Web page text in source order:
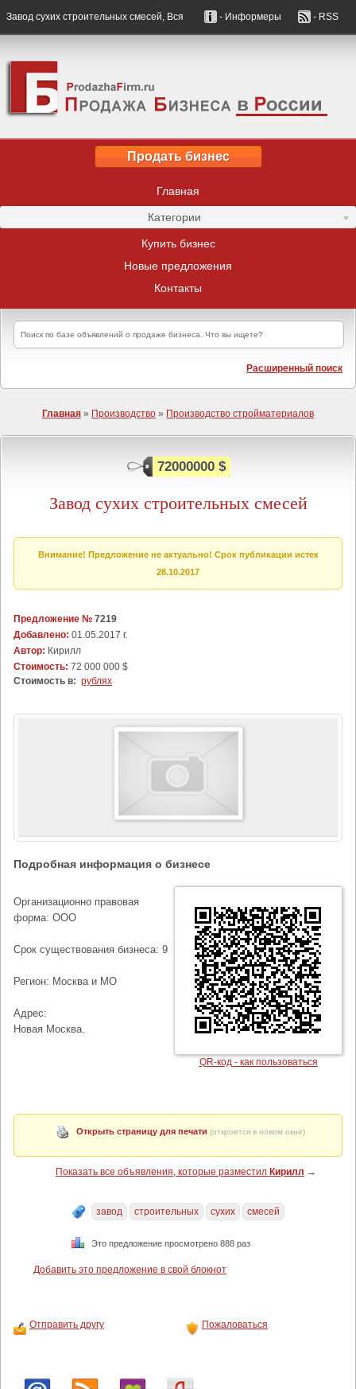
Завод сухих строительных смесей, Вся - Информеры - RSS
Продать бизнес
Главная
Категории
Купить бизнес
Новые предложения
Контакты
Расширенный поиск
Главная » Производство » Производство стройматериалов
72000000 $
Завод сухих строительных смесей
Внимание! Предложение не актуально! Срок публикации истек
28.10.2017
Предложение № 7219
Добавлено: 01.05.2017 г.
Автор: Кирилл
Стоимость: 72 000 000 $
Стоимость в: рублях
Подробная информация о бизнесе
QR-код - как пользоваться
Организационно правовая
форма: ООО
Срок существования бизнеса: 9
Регион: Москва и МО
Адрес:
Новая Москва.
Открыть страницу для печати (откроется в новом окне)
Показать все объявления, которые разместил Кирилл →
завод строительных сухих смесей
Это предложение просмотрено 888 раз
Добавить это предложение в свой блокнот
Отправить другу Пожаловаться